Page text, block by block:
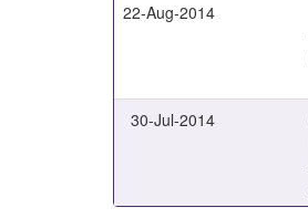
22-Aug-2014
30-Jul-2014